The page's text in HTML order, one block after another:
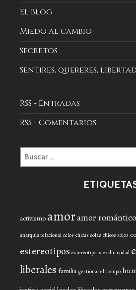
El Blog
Miedo al cambio
Secretos
Sentires, quereres,
RSS - Entradas
RSS - Comentarios
Buscar:
activismo amoramor romántico
anarquía relacional celos chicas solas chicos solos
estereotipos estereotiposs exclusividad
liberales familia gestionar el tiempo